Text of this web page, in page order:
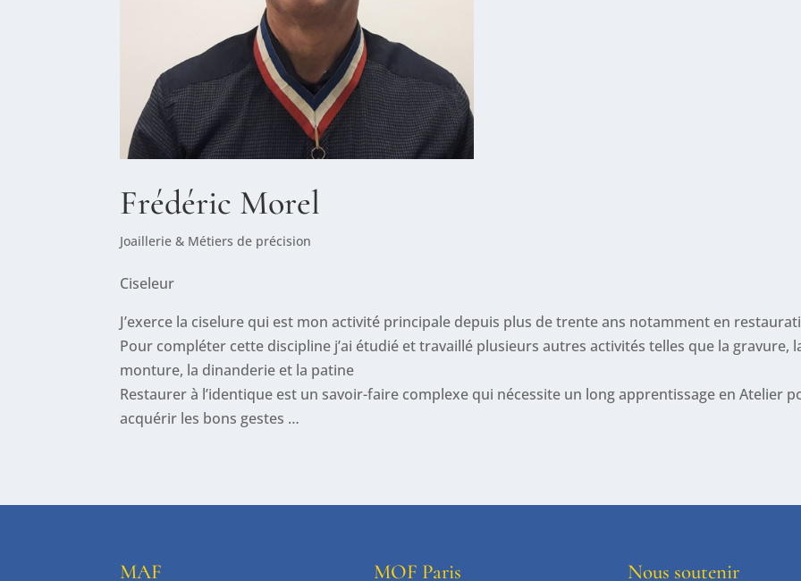
Frédéric Morel
Joaillerie & Métiers de précision
Ciseleur
J’exerce la ciselure qui est mon activité principale depuis plus de trente ans notamment en
Pour compléter cette discipline j’ai étudié et travaillé plusieurs autres activités telles que la gravure,
monture, la dinanderie et la patine
Restaurer à l’identique est un savoir-faire complexe qui nécessite un long apprentissage en Atelier
acquérir les bons gestes …
MAF MOF Paris Nous soutenir